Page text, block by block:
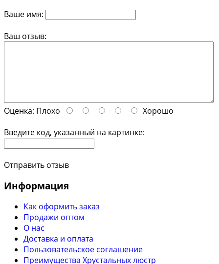
Ваше имя:
Ваш отзыв:
Оценка: Плохо
Хорошо
Введите код, указанный на картинке:
Отправить отзыв
Информация
Как оформить заказ
Продажи оптом
О нас
Доставка и оплата
Пользовательское соглашение
Преимущества Хрустальных люстр